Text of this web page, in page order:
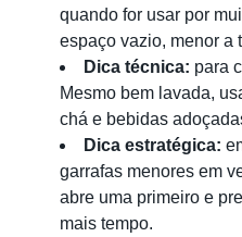
quando for usar por
espaço vazio, menor a
Dica técnica: para
Mesmo bem lavada,
chá e bebidas
Dica estratégica:
garrafas menores em
abre uma primeiro e
mais tempo.